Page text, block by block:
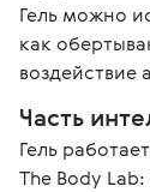
Гель можно
как
воздействие
Часть
Гель
The Body